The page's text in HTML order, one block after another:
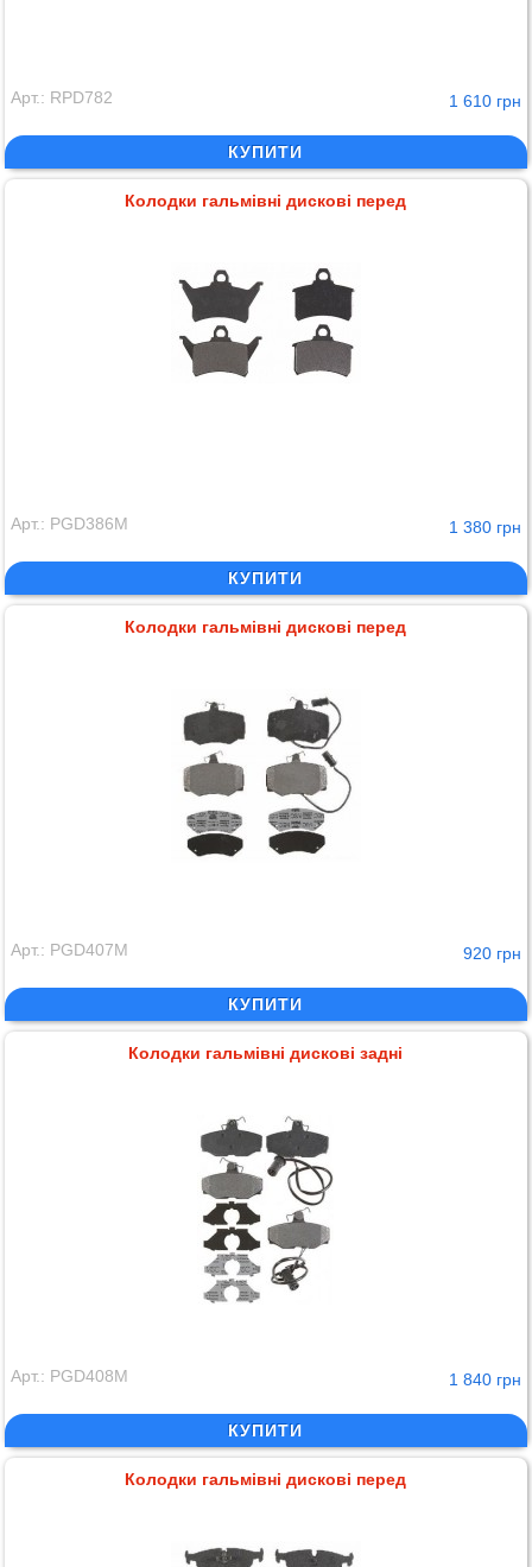
Арт.: RPD782 1 610 грн
КУПИТИ
Колодки гальмівні дискові перед
Арт.: PGD386M 1 380 грн
КУПИТИ
Колодки гальмівні дискові перед
Арт.: PGD407M 920 грн
КУПИТИ
Колодки гальмівні дискові задні
Арт.: PGD408M 1 840 грн
КУПИТИ
Колодки гальмівні дискові перед